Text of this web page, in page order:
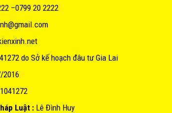
–0799 20 2222
do Sở kế hoạch đâu tư Gia Lai
2016
Luật : Lê Đình Huy